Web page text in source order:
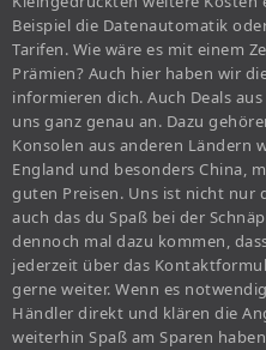
Beispiel die Datenautomatik
Tarifen. Wie wäre es mit einem
Prämien? Auch hier haben wir
informieren dich. Auch Deals
uns ganz genau an. Dazu
Konsolen aus anderen Ländern
England und besonders China,
guten Preisen. Uns ist nicht nur
auch das du Spaß bei der
dennoch mal dazu kommen,
jederzeit über das
gerne weiter. Wenn es
Händler direkt und klären die
weiterhin Spaß am Sparen